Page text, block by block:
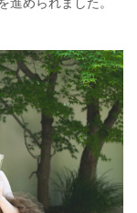
進められました。